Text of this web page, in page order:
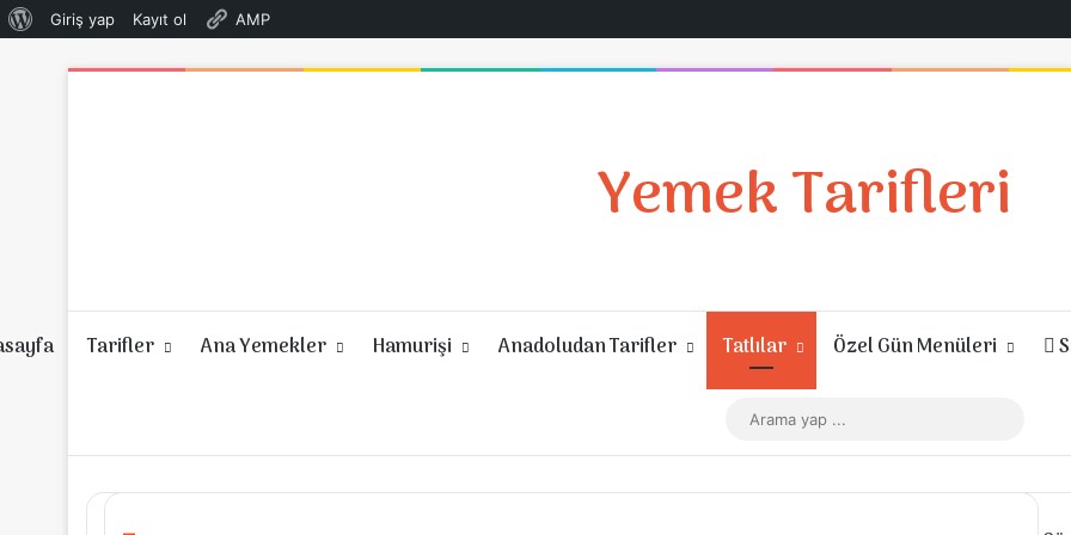
WordPress
Giriş yap Kayıt ol AMP
Yemek Tarifleri
Tarifler Ana Yemekler Hamurişi Anadoludan Tarifler Tatlılar Özel Gün Menüleri
Rastgele Makale
Kenar Bölmesi
Dış görünümü değiştir
yap